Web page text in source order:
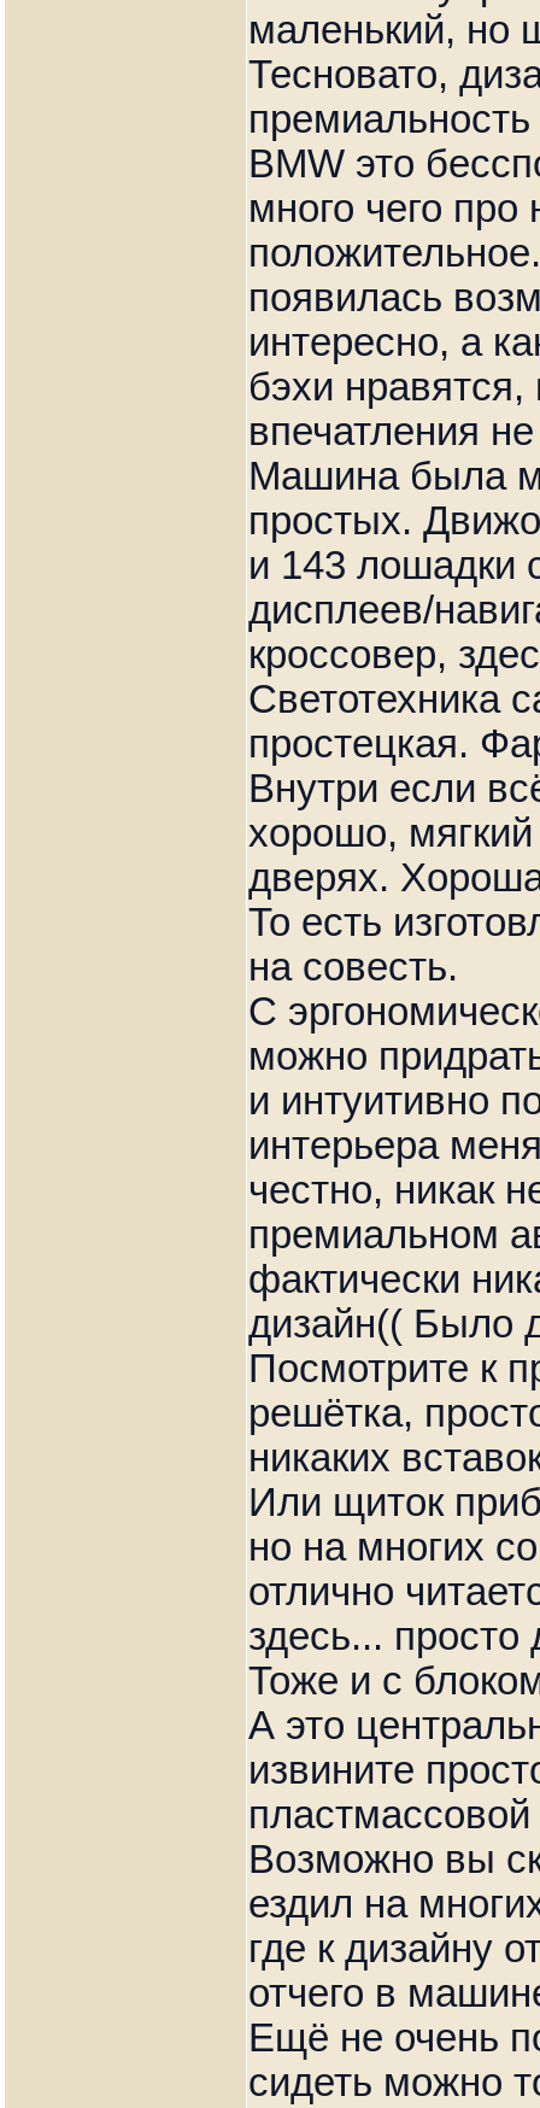
маленький, но
Тесновато,
BMW это
много чего про
появилась
интересно, а
бэхи
впечатления
Машина была
простых.
и 143 лошадки
дисплеев/
кроссовер,
Светотехника
простецкая.
Внутри если
хорошо,
дверях.
То есть
на совесть.
С
можно
и интуитивно
интерьера
честно, никак
премиальном
фактически
дизайн(( Было
Посмотрите к
решётка,
никаких
Или щиток
но на многих
отлично
здесь...
Тоже и с
А это
извините
пластмассовой
Возможно вы
ездил на
где к дизайну
отчего в
Ещё не очень
сидеть можно